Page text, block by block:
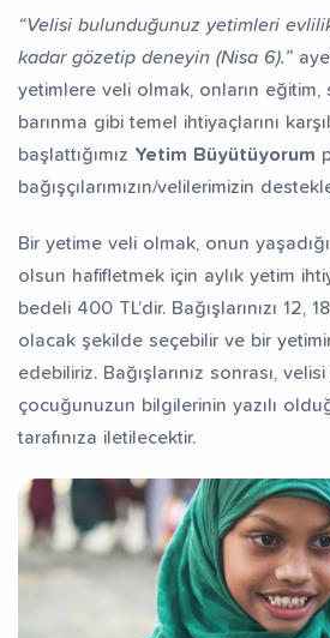
“Velisi bulunduğunuz yetimleri
kadar gözetip deneyin (Nisa 6).”
yetimlere veli olmak, onların eğitim,
barınma gibi temel ihtiyaçlarını
başlattığımız Yetim Büyütüyorum
bağışçılarımızın/velilerimizin
Bir yetime veli olmak, onun
olsun hafifletmek için aylık yetim
bedeli 400 TL’dir. Bağışlarınızı 12,
olacak şekilde seçebilir ve bir
edebiliriz. Bağışlarınız sonrası,
çocuğunuzun bilgilerinin yazılı
tarafınıza iletilecektir.